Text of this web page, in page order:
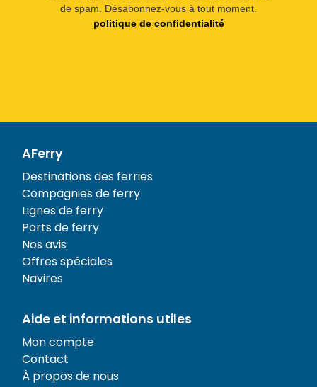
de spam. Désabonnez-vous à tout moment.
politique de confidentialité
AFerry
Destinations des ferries
Compagnies de ferry
Lignes de ferry
Ports de ferry
Nos avis
Offres spéciales
Navires
Aide et informations utiles
Mon compte
Contact
À propos de nous